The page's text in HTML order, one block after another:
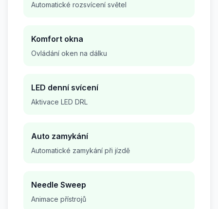
Automatické rozsvícení světel
Komfort okna
Ovládání oken na dálku
LED denní svícení
Aktivace LED DRL
Auto zamykání
Automatické zamykání při jízdě
Needle Sweep
Animace přístrojů